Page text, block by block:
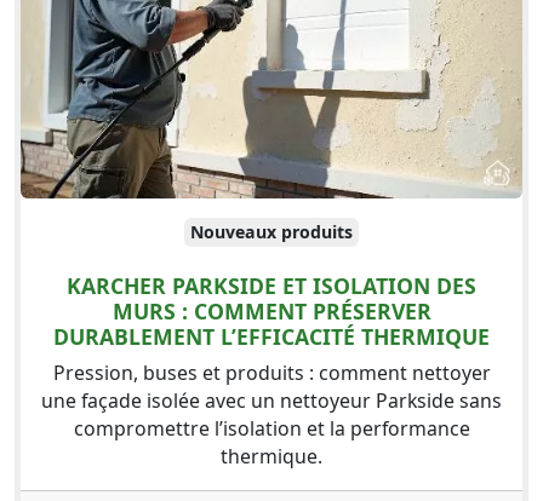
Nouveaux produits
KARCHER PARKSIDE ET ISOLATION DES
MURS : COMMENT PRÉSERVER
DURABLEMENT L’EFFICACITÉ THERMIQUE
Pression, buses et produits : comment nettoyer
une façade isolée avec un nettoyeur Parkside sans
compromettre l’isolation et la performance
thermique.